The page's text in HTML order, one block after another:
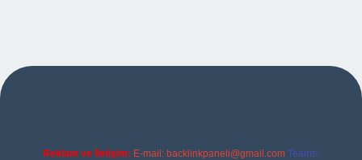
Reklam ve İletişim: E-mail: backlinkpaneli@gmail.com Teams: